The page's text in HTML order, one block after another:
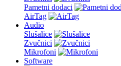
Pametni dodaci
AirTag
Audio
Slušalice
Zvučnici
Mikrofoni
Software